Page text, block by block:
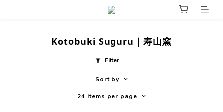
Kotobuki Suguru｜寿山窯
Filter
Sort by
24 Items per page